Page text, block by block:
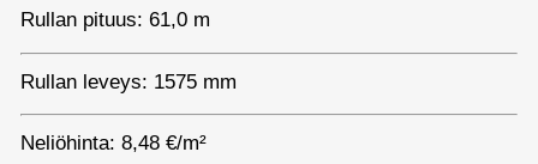
Rullan pituus: 61,0 m
Rullan leveys: 1575 mm
Neliöhinta: 8,48 €/m²